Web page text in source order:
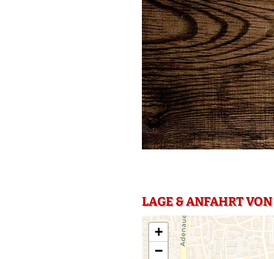
LAGE & ANFAHRT
+
−